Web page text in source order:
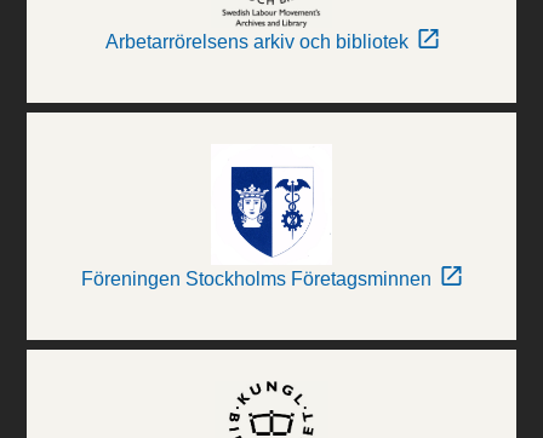
Arbetarrörelsens arkiv och bibliotek
Föreningen Stockholms Företagsminnen